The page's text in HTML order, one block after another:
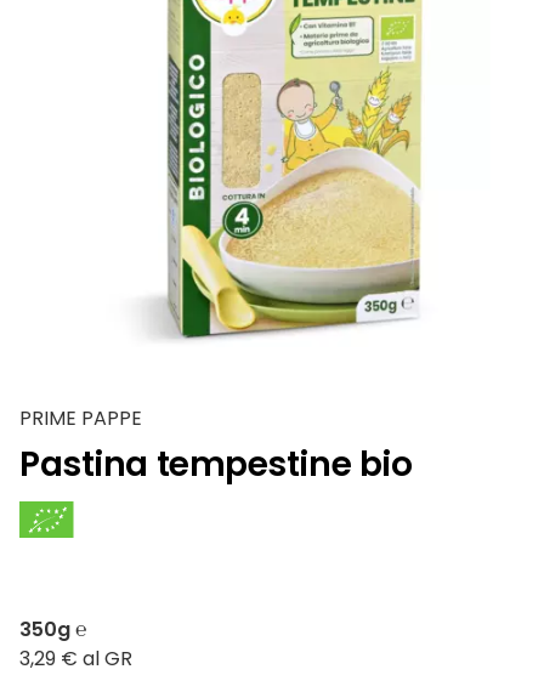
PRIME PAPPE
Pastina tempestine bio
350g ℮
3,29 € al GR